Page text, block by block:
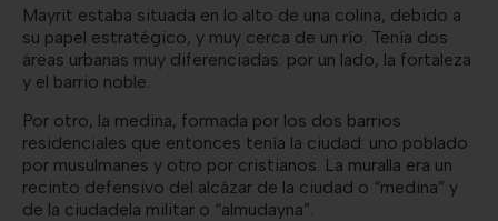
Mayrit estaba situada en lo alto de una colina, debido a
su papel estratégico, y muy cerca de un río. Tenía dos
áreas urbanas muy diferenciadas: por un lado, la fortaleza
y el barrio noble.
Por otro, la medina, formada por los dos barrios
residenciales que entonces tenía la ciudad: uno poblado
por musulmanes y otro por cristianos. La muralla era un
recinto defensivo del alcázar de la ciudad o “medina” y
de la ciudadela militar o “almudayna”.